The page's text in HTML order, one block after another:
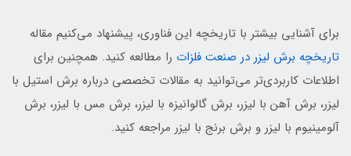
برای آشنایی بیشتر با تاریخچه این فناوری، پیشنهاد می‌کنیم مقاله
تاریخچه برش لیزر در صنعت فلزات را مطالعه کنید. همچنین برای
اطلاعات کاربردی‌تر می‌توانید به مقالات تخصصی درباره برش استیل با
لیزر، برش آهن با لیزر، برش گالوانیزه با لیزر، برش مس با لیزر، برش
آلومینیوم با لیزر و برش برنج با لیزر مراجعه کنید.